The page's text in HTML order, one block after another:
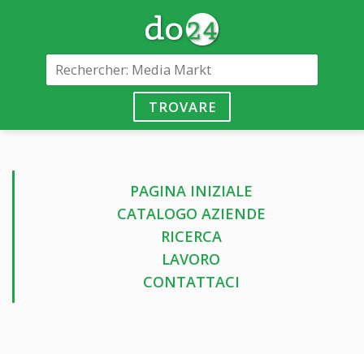
TROVARE
PAGINA INIZIALE
CATALOGO AZIENDE
RICERCA
LAVORO
CONTATTACI